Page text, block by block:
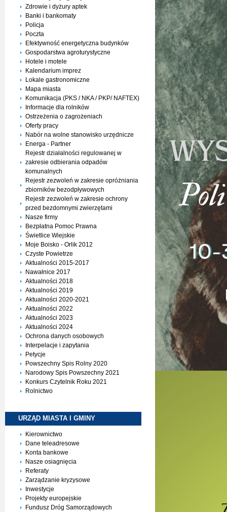
Zdrowie i dyżury aptek
Banki i bankomaty
Policja
Poczta
Efektywność energetyczna budynków
Gospodarstwa agroturystyczne
Hotele i motele
Kalendarium imprez
Lokale gastronomiczne
Mapa miasta
Komunikacja (PKS / NKA / PKP/ NAFTEX)
Informacje dla rolników
Ostrzeżenia o zagrożeniach
Oferty pracy
Nabór na wolne stanowisko urzędnicze
Energa - Partner
Rejestr działalności regulowanej w
zakresie odbierania odpadów
komunalnych
Rejestr zezwoleń w zakresie opróżniania
zbiorników bezodpływowych
Rejestr zezwoleń w zakresie ochrony
przed bezdomnymi zwierzętami
Nasze firmy
Bezpłatna Pomoc Prawna
Świetlice Wiejskie
Moje Boisko - Orlik 2012
Czyste Powietrze
Aktualności 2015-2017
Nawałnice 2017
Aktualności 2018
Aktualności 2019
Aktualności 2020-2021
Aktualności 2022
Aktualności 2023
Aktualności 2024
Ochrona danych osobowych
Interpelacje i zapytania
Petycje
Powszechny Spis Rolny 2020
Narodowy Spis Powszechny 2021
Konkurs Czytelnik Roku 2021
Rolnictwo
URZĄD MIASTA I GMINY
Kierownictwo
Dane teleadresowe
Konta bankowe
Nasze osiagnięcia
Referaty
Zarządzanie kryzysowe
Inwestycje
Projekty europejskie
Fundusz Dróg Samorządowych